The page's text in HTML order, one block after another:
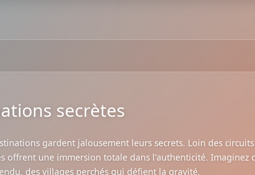
secrètes
gardent jalousement leurs secrets. Loin des
offrent une immersion totale dans l'authenticité. Imaginez
des villages perchés qui défient la gravité.